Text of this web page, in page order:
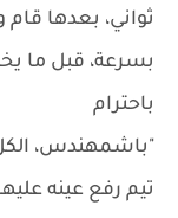
ثواني، بعدها
بسرعة، قبل ما
باحترام
"باشمهندس،
تيم رفع عينه